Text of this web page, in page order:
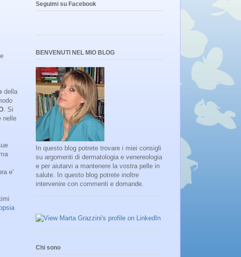
della
. Si
nelle
e'
Seguimi su Facebook
BENVENUTI NEL MIO BLOG
In questo blog potrete trovare i miei consigli
su argomenti di dermatologia e venereologia
e per aiutarvi a mantenere la vostra pelle in
salute. In questo blog potrete inoltre
intervenire con commenti e domande.
Chi sono